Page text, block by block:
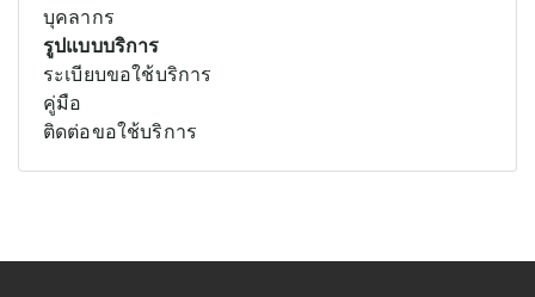
บุคลากร
รูปแบบบริการ
ระเบียบขอใช้บริการ
คู่มือ
ติดต่อขอใช้บริการ